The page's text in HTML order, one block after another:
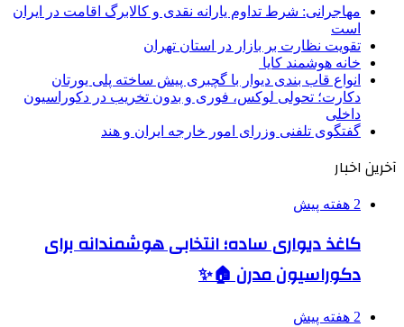
مهاجرانی: شرط تداوم یارانه نقدی و کالابرگ اقامت در ایران
است
تقویت نظارت بر بازار در استان تهران
خانه هوشمند کایا
انواع قاب بندی دیوار با گچبری پیش ساخته پلی یورتان
دکارت؛ تحولی لوکس، فوری و بدون تخریب در دکوراسیون
داخلی
گفتگوی تلفنی وزرای امور خارجه ایران و هند
آخرین اخبار
2 هفته پیش
کاغذ دیواری ساده؛ انتخابی هوشمندانه برای
دکوراسیون مدرن 🏠✨
2 هفته پیش